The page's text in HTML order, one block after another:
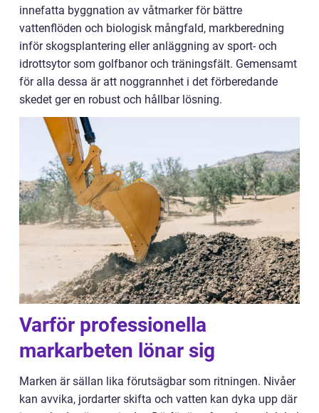
innefatta byggnation av våtmarker för bättre
vattenflöden och biologisk mångfald, markberedning
inför skogsplantering eller anläggning av sport- och
idrottsytor som golfbanor och träningsfält. Gemensamt
för alla dessa är att noggrannhet i det förberedande
skedet ger en robust och hållbar lösning.
Varför professionella
markarbeten lönar sig
Marken är sällan lika förutsägbar som ritningen. Nivåer
kan avvika, jordarter skifta och vatten kan dyka upp där